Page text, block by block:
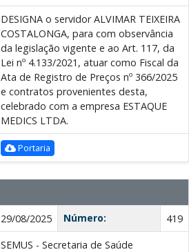
DESIGNA o servidor ALVIMAR TEIXEIRA
COSTALONGA, para com observância
da legislação vigente e ao Art. 117, da
Lei nº 4.133/2021, atuar como Fiscal da
Ata de Registro de Preços nº 366/2025
e contratos provenientes desta,
celebrado com a empresa ESTAQUE
MEDICS LTDA.
Portaria
29/08/2025 Número:
419
SEMUS - Secretaria de Saúde